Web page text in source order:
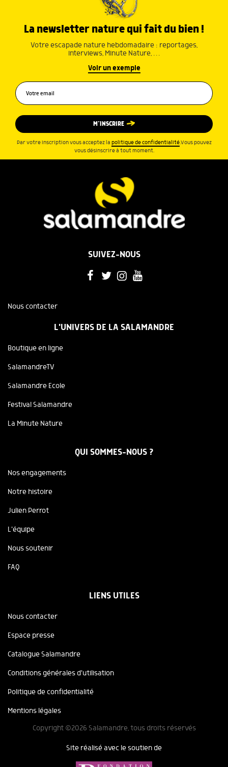
La newsletter nature qui fait du bien !
Votre escapade nature hebdomadaire : reportages,
interviews, Minute Nature, …
Voir un exemple
M’INSCRIRE
Par votre inscription vous acceptez la politique de confidentialité.Vous pouvez
vous désinscrire à tout moment.
SUIVEZ-NOUS
Nous contacter
L'UNIVERS DE LA SALAMANDRE
Boutique en ligne
SalamandreTV
Salamandre Ecole
Festival Salamandre
La Minute Nature
QUI SOMMES-NOUS ?
Nos engagements
Notre histoire
Julien Perrot
L'équipe
Nous soutenir
FAQ
LIENS UTILES
Nous contacter
Espace presse
Catalogue Salamandre
Conditions générales d'utilisation
Politique de confidentialité
Mentions légales
Copyright ©2026 Salamandre, tous droits réservés
Site réalisé avec le soutien de